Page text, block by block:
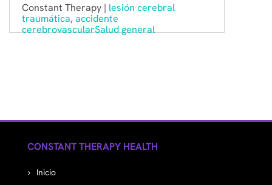
Constant Therapy | lesión cerebral
traumática, accidente
cerebrovascularSalud general
CONSTANT THERAPY HEALTH
Inicio